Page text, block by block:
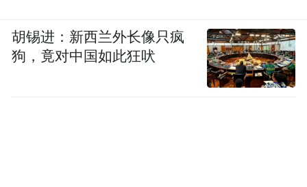
胡锡进：新西兰外长像只疯
狗，竟对中国如此狂吠